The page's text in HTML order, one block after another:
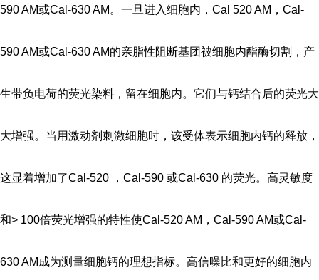
590 AM或Cal-630 AM。一旦进入细胞内，Cal 520 AM，Cal-
590 AM或Cal-630 AM的亲脂性阻断基团被细胞内酯酶切割，产
生带负电荷的荧光染料，留在细胞内。它们与钙结合后的荧光大
大增强。当用激动剂刺激细胞时，该受体表示细胞内钙的释放，
这显着增加了Cal-520 ，Cal-590 或Cal-630 的荧光。高灵敏度
和> 100倍荧光增强的特性使Cal-520 AM，Cal-590 AM或Cal-
630 AM成为测量细胞钙的理想指标。高信噪比和更好的细胞内